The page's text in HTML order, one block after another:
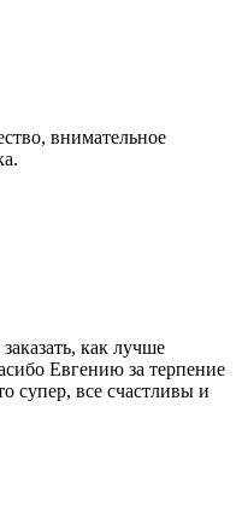
внимательное
как лучше
Евгению за терпение
супер, все счастливы и